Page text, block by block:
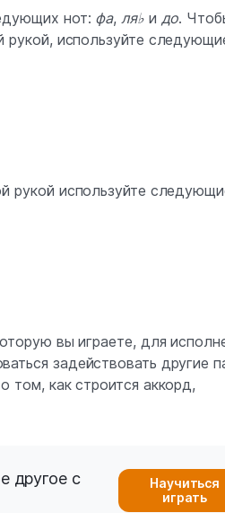
нот: фа, ля♭и до.
рукой, используйте
рукой используйте
вы играете, для
задействовать другие
том, как строится аккорд,
другое с
Научиться
играть